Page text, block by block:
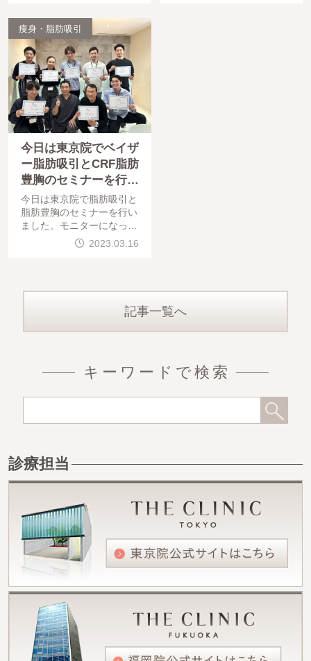
科の専門誌 PEPARS に
私の論文が掲載されたた
痩身・脂肪吸引
今日は東京院でベイザ
ー脂肪吸引とCRF脂肪
豊胸のセミナーを行い
ました
今日は東京院で脂肪吸引と
脂肪豊胸のセミナーを行い
ました。モニターになって
いただいた方、そして参加
先生
2023.03.16
記事一覧へ
キーワードで検索
診療担当